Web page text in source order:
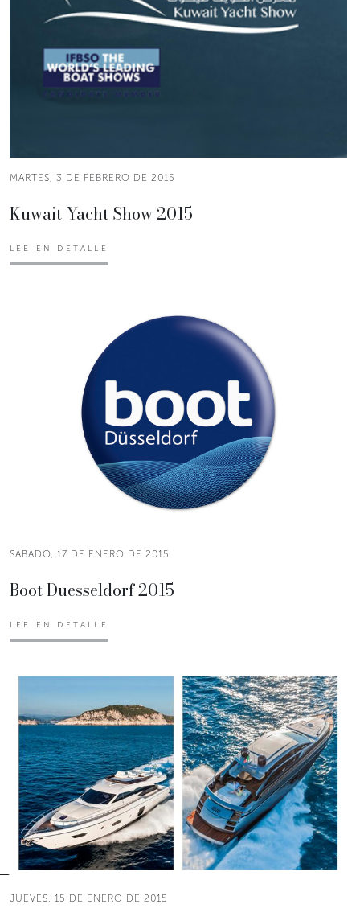
MARTES, 3 DE FEBRERO DE 2015
Kuwait Yacht Show 2015
LEE EN DETALLE
SÁBADO, 17 DE ENERO DE 2015
Boot Duesseldorf 2015
LEE EN DETALLE
JUEVES, 15 DE ENERO DE 2015